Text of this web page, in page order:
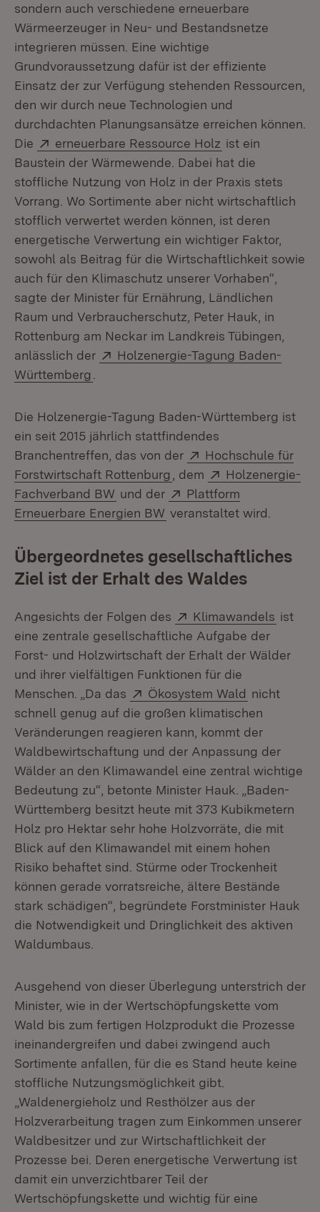
sondern auch verschiedene erneuerbare
Wärmeerzeuger in Neu- und Bestandsnetze
integrieren müssen. Eine wichtige
Grundvoraussetzung dafür ist der effiziente
Einsatz der zur Verfügung stehenden Ressourcen,
den wir durch neue Technologien und
durchdachten Planungsansätze erreichen können.
Die
Extern:
erneuerbare Ressource Holz (Öffnet in
ist ein
Baustein der Wärmewende. Dabei hat die
stoffliche Nutzung von Holz in der Praxis stets
Vorrang. Wo Sortimente aber nicht wirtschaftlich
stofflich verwertet werden können, ist deren
energetische Verwertung ein wichtiger Faktor,
sowohl als Beitrag für die Wirtschaftlichkeit sowie
auch für den Klimaschutz unserer Vorhaben“,
sagte der Minister für Ernährung, Ländlichen
Raum und Verbraucherschutz, Peter Hauk, in
Rottenburg am Neckar im Landkreis Tübingen,
anlässlich der
Extern:
Holzenergie-Tagung Baden-
Württemberg
Die Holzenergie-Tagung Baden-Württemberg ist
ein seit 2015 jährlich stattfindendes
Branchentreffen, das von der
Extern:
Hochschule für
Forstwirtschaft Rottenburg (Öffnet in neuem Fenster)
, dem Extern:
Holzenergie-
Fachverband BW (Öffnet in neuem Fenster)
und der Extern:
Plattform
Erneuerbare Energien BW (Öffnet in neuem Fenster)
veranstaltet wird.
Übergeordnetes gesellschaftliches
Ziel ist der Erhalt des Waldes
Angesichts der Folgen des Extern:
Klimawandels ist
eine zentrale gesellschaftliche Aufgabe der
Forst- und Holzwirtschaft der Erhalt der Wälder
und ihrer vielfältigen Funktionen für die
Menschen. „Da das
Extern:
Ökosystem Wald (Öffnet in
nicht
schnell genug auf die großen klimatischen
Veränderungen reagieren kann, kommt der
Waldbewirtschaftung und der Anpassung der
Wälder an den Klimawandel eine zentral wichtige
Bedeutung zu“, betonte Minister Hauk. „Baden-
Württemberg besitzt heute mit 373 Kubikmetern
Holz pro Hektar sehr hohe Holzvorräte, die mit
Blick auf den Klimawandel mit einem hohen
Risiko behaftet sind. Stürme oder Trockenheit
können gerade vorratsreiche, ältere Bestände
stark schädigen“, begründete Forstminister Hauk
die Notwendigkeit und Dringlichkeit des aktiven
Waldumbaus.
Ausgehend von dieser Überlegung unterstrich der
Minister, wie in der Wertschöpfungskette vom
Wald bis zum fertigen Holzprodukt die Prozesse
ineinandergreifen und dabei zwingend auch
Sortimente anfallen, für die es Stand heute keine
stoffliche Nutzungsmöglichkeit gibt.
„Waldenergieholz und Resthölzer aus der
Holzverarbeitung tragen zum Einkommen unserer
Waldbesitzer und zur Wirtschaftlichkeit der
Prozesse bei. Deren energetische Verwertung ist
damit ein unverzichtbarer Teil der
Wertschöpfungskette und wichtig für eine